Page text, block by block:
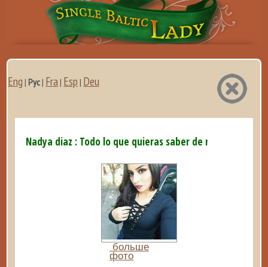
Eng |Рус| Fra| Esp | Deu
Nadya diaz : Todo lo que quieras saber de mi te lo dire
больше
фото